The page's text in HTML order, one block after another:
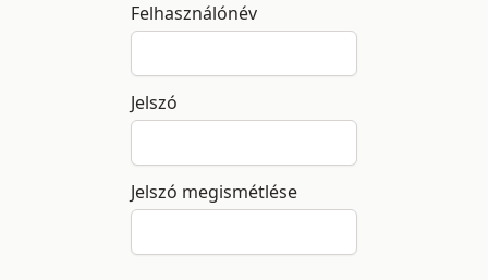
Felhasználónév
Jelszó
Jelszó megismétlése